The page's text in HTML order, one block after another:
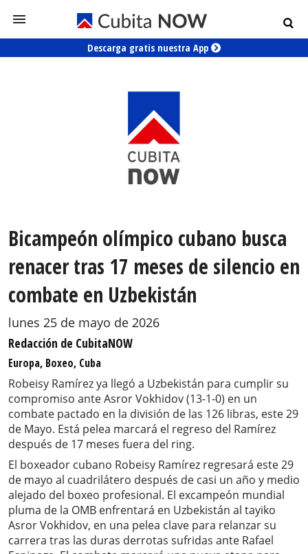
Descarga gratis nuestra App
Bicampeón olímpico cubano busca
renacer tras 17 meses de silencio en
combate en Uzbekistán
lunes 25 de mayo de 2026
Redacción de CubitaNOW
Europa, Boxeo, Cuba
Robeisy Ramírez ya llegó a Uzbekistán para cumplir su
compromiso ante Asror Vokhidov (13-1-0) en un
combate pactado en la división de las 126 libras, este 29
de Mayo. Está pelea marcará el regreso del Ramírez
después de 17 meses fuera del ring.
El boxeador cubano Robeisy Ramírez regresará este 29
de mayo al cuadrilátero después de casi un año y medio
alejado del boxeo profesional. El excampeón mundial
pluma de la OMB enfrentará en Uzbekistán al tayiko
Asror Vokhidov, en una pelea clave para relanzar su
carrera tras las duras derrotas sufridas ante Rafael